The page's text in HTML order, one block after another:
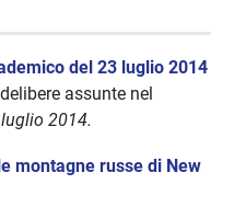
del 23 luglio 2014
assunte nel
2014.
montagne russe di New